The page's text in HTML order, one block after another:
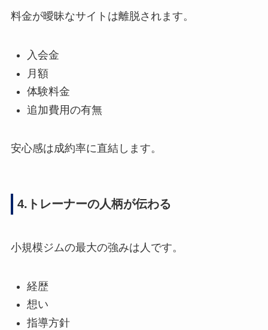
料金が曖昧なサイトは離脱されます。
入会金
月額
体験料金
追加費用の有無
安心感は成約率に直結します。
4.トレーナーの人柄が伝わる
小規模ジムの最大の強みは人です。
経歴
想い
指導方針